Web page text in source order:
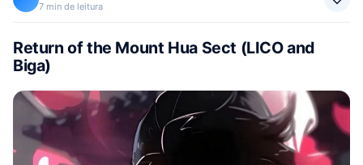
7 min de leitura
Return of the Mount Hua Sect (LICO and
Biga)